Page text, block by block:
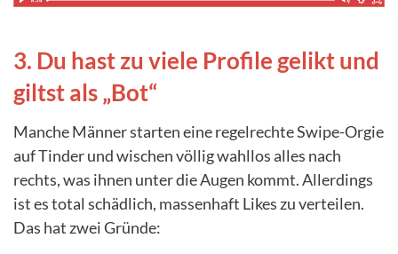
3. Du hast zu viele Profile gelikt und
giltst als „Bot“
Manche Männer starten eine regelrechte Swipe-Orgie
auf Tinder und wischen völlig wahllos alles nach
rechts, was ihnen unter die Augen kommt. Allerdings
ist es total schädlich, massenhaft Likes zu verteilen.
Das hat zwei Gründe: